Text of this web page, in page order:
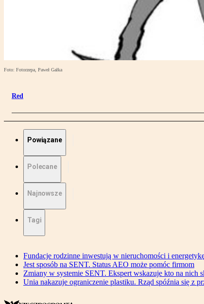
Foto: Fotorzepa, Paweł Gałka
Red
Powiązane
Polecane
Najnowsze
Tagi
Fundacje rodzinne inwestują w nieruchomości i
Jest sposób na SENT. Status AEO może pomóc firmom
Zmiany w systemie SENT. Ekspert wskazuje kto na nich
Unia nakazuje ograniczenie plastiku. Rząd spóźnia się z